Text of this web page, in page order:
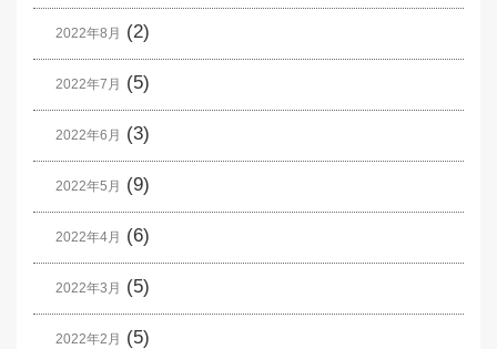
2022年8月 (2)
2022年7月 (5)
2022年6月 (3)
2022年5月 (9)
2022年4月 (6)
2022年3月 (5)
2022年2月 (5)